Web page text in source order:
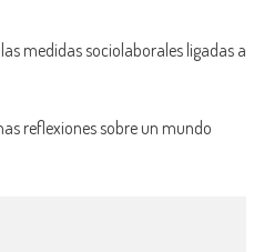
medidas sociolaborales ligadas a
reflexiones sobre un mundo